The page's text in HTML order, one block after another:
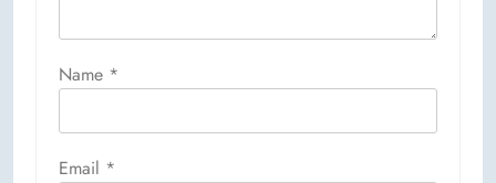
Name *
Email *